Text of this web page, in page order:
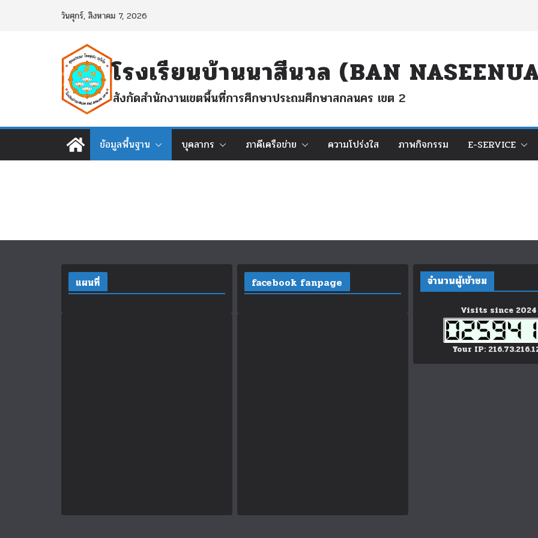
วันศุกร์, สิงหาคม 7, 2026
โรงเรียนบ้านนาสีนวล (BAN
สังกัดสำนักงานเขตพื้นที่การศึกษาประถมศึกษาสกลนคร เขต 2
ข้อมูลพื้นฐาน บุคลากร ภาคีเครือข่าย ความโปร่งใส ภาพกิจกรรม E-SERVICE
แผนที่ facebook fanpage จำนวนผู้เข้าชม
Visits since 2024
Your IP: